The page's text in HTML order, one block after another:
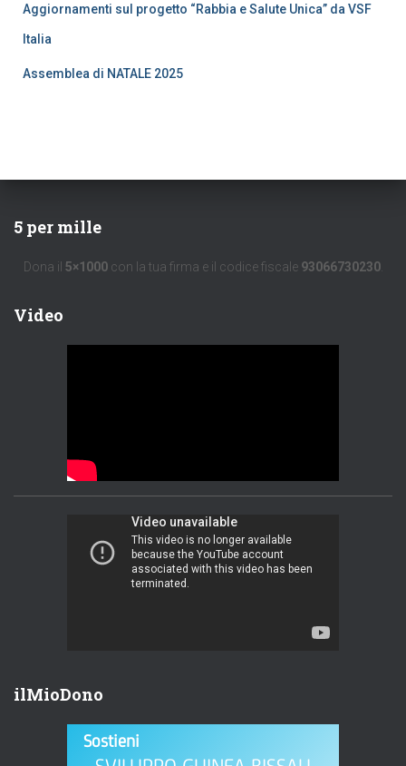
Aggiornamenti sul progetto “Rabbia e Salute Unica” da VSF
Italia
Assemblea di NATALE 2025
5 per mille
Dona il 5×1000con la tua firma e il codice fiscale 93066730230.
Video
ilMioDono
Sostieni